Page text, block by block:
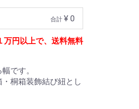
合計 ¥ 0
万円以上で、送料無料
です。
桐箱装飾結び紐とし